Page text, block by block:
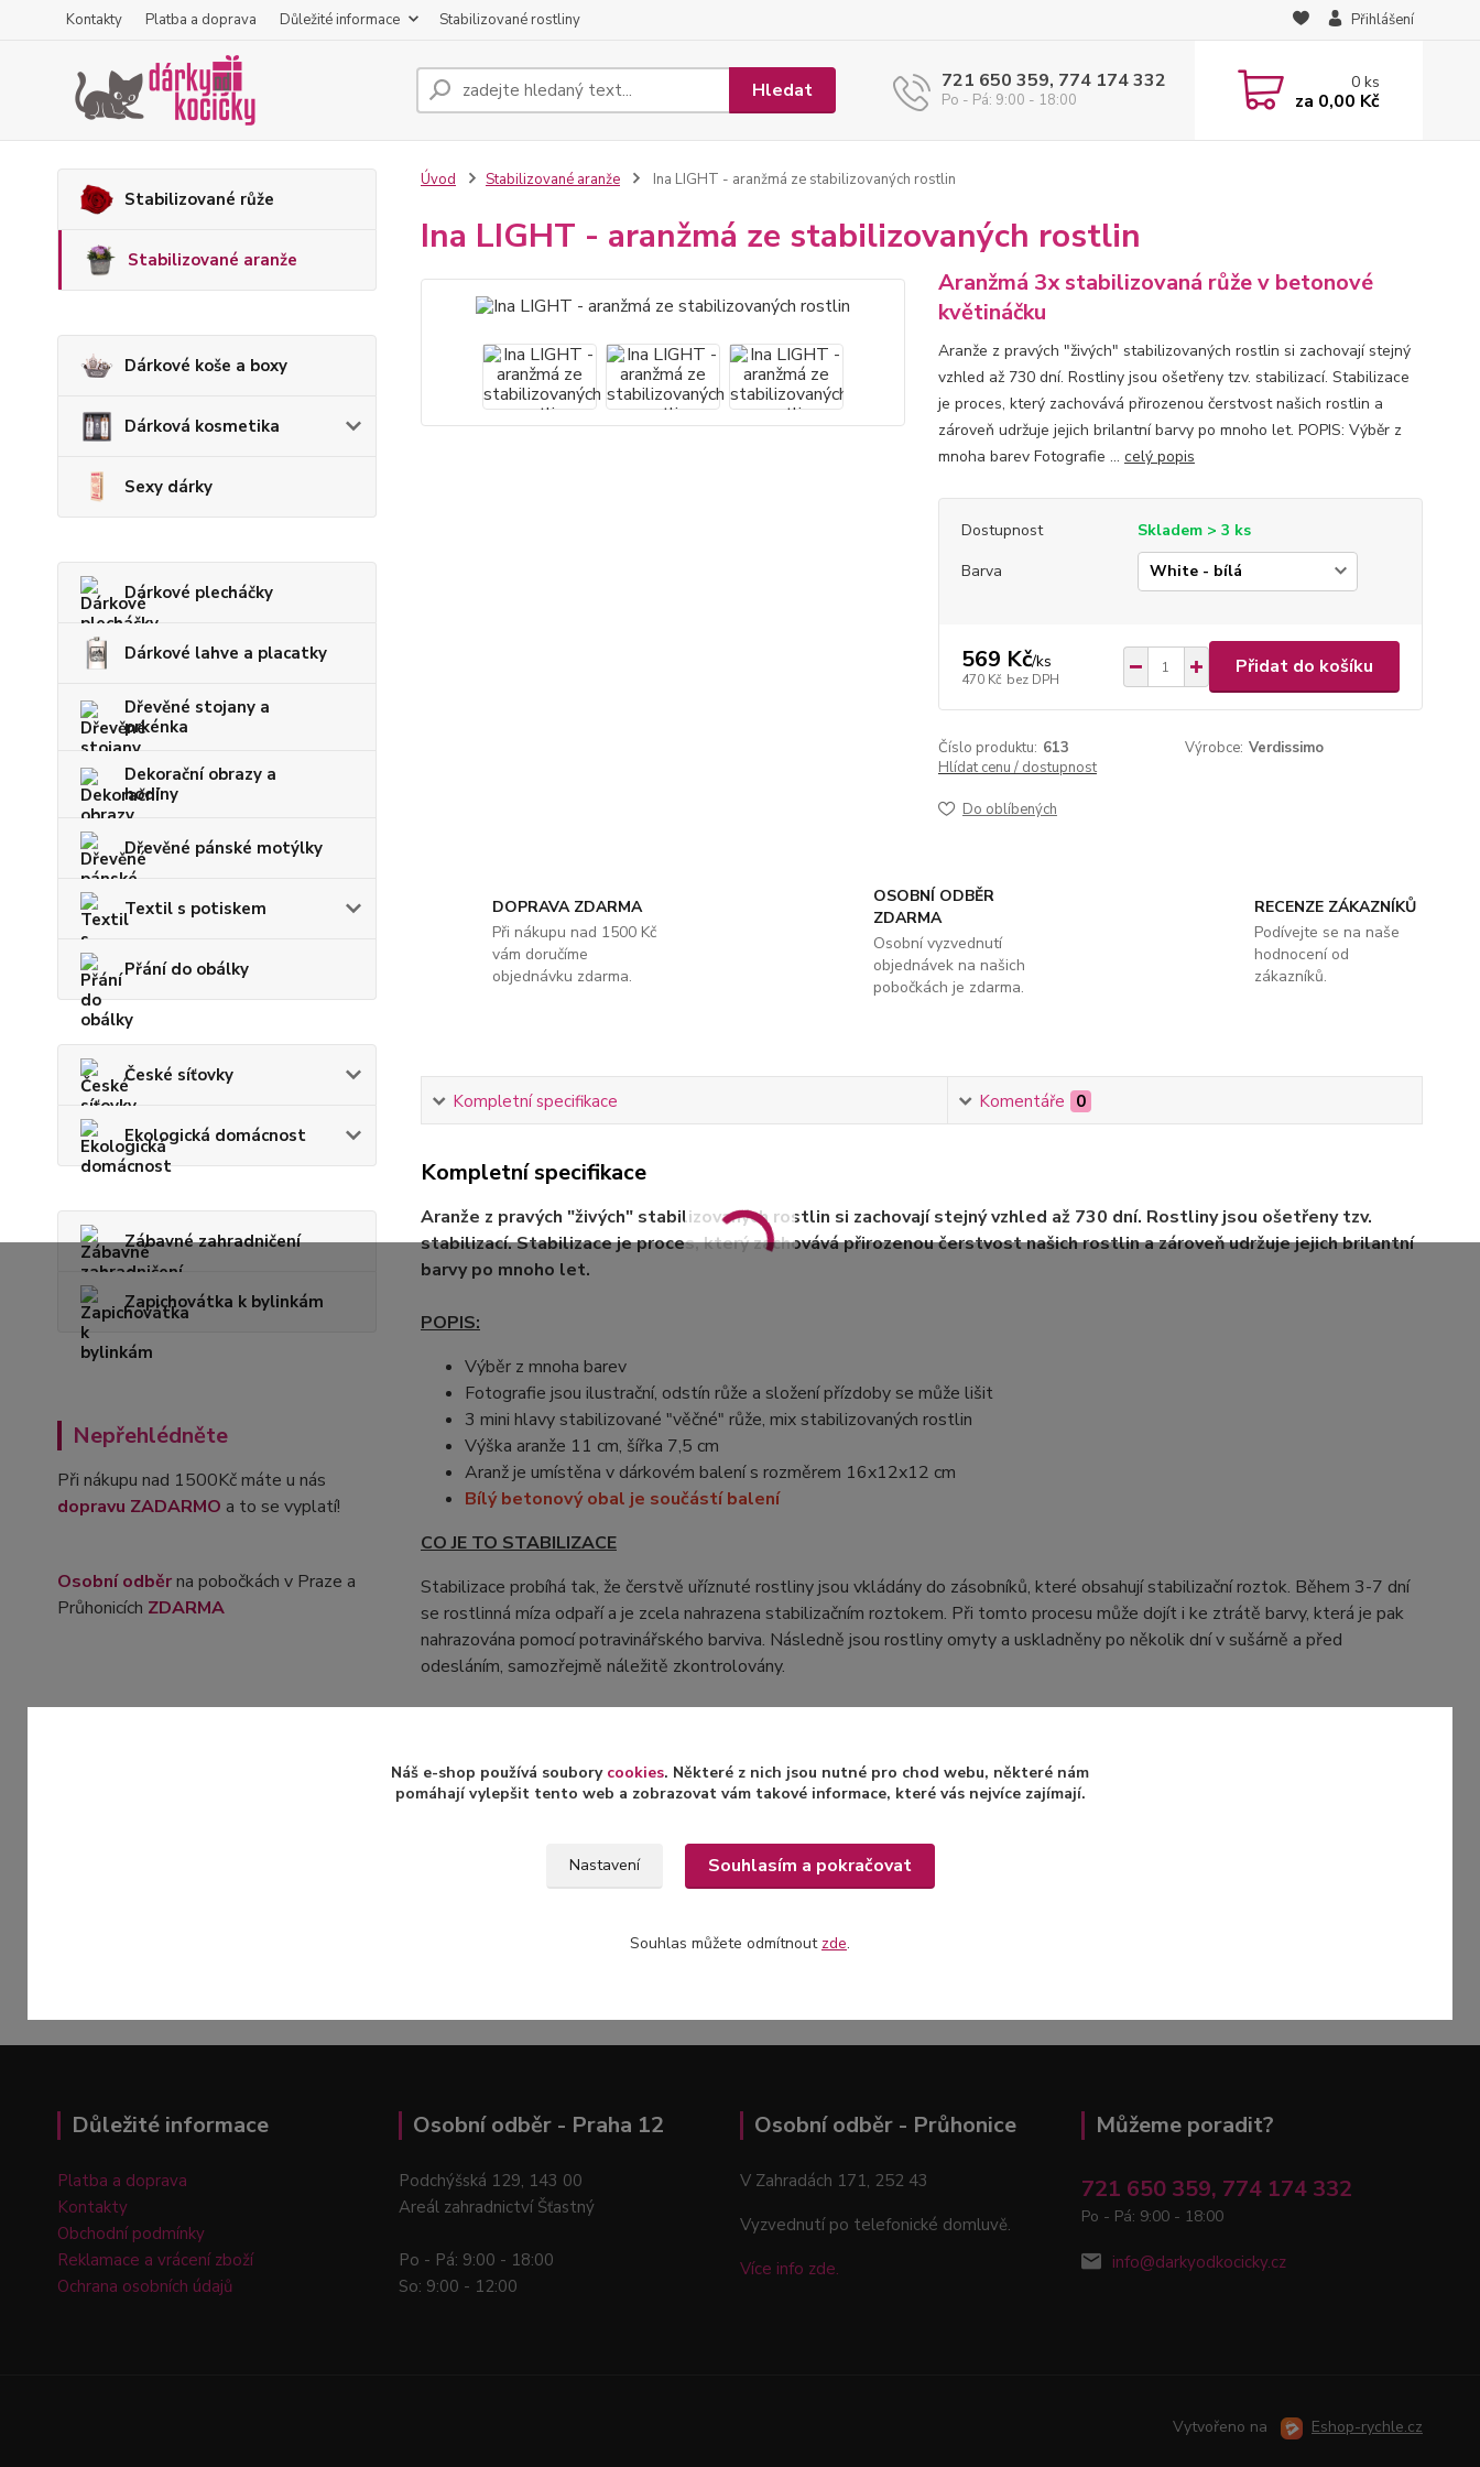
Kontakty Platba a doprava Důležité informace Stabilizované rostliny Přihlášení
Hledat 721 650 359, 774 174 332
Po - Pá: 9:00 - 18:00
0ks
za 0,00 Kč
Stabilizované růže
Stabilizované aranže
Dárkové koše a boxy
Dárková kosmetika
Sexy dárky
Dárkové plecháčky
Dárkové lahve a placatky
Dřevěné stojany a
prkénka
Dekorační obrazy a
hodiny
Dřevěné pánské motýlky
Textil s potiskem
Přání do obálky
České síťovky
Ekologická domácnost
Zábavné zahradničení
Zapichovátka k bylinkám
Nepřehlédněte
Při nákupu nad 1500Kč máte u nás
dopravu ZADARMO a to se vyplatí!
Osobní odběrna pobočkách v Praze a
Průhonicích ZDARMA
Úvod Stabilizované aranže Ina LIGHT - aranžmá ze stabilizovaných rostlin
Ina LIGHT - aranžmá ze stabilizovaných rostlin
Aranžmá 3x stabilizovaná růže v betonové
květináčku
Aranže z pravých "živých" stabilizovaných rostlin si zachovají stejný
vzhled až 730 dní. Rostliny jsou ošetřeny tzv. stabilizací. Stabilizace
je proces, který zachovává přirozenou čerstvost našich rostlin a
zároveň udržuje jejich brilantní barvy po mnoho let. POPIS: Výběr z
mnoha barev Fotografie ... celý popis
Dostupnost
Skladem > 3 ks
Barva
569 Kč/ks
470 Kč bez DPH
Přidat do košíku
Číslo produktu: 613 Výrobce: Verdissimo
Hlídat cenu / dostupnost
Do oblíbených
DOPRAVA ZDARMA
Při nákupu nad 1500 Kč
vám doručíme
objednávku zdarma.
OSOBNÍ ODBĚR
ZDARMA
Osobní vyzvednutí
objednávek na našich
pobočkách je zdarma.
RECENZE ZÁKAZNÍKŮ
Podívejte se na naše
hodnocení od
zákazníků.
Kompletní specifikace Komentáře 0
Kompletní specifikace
Aranže z pravých "živých" stabilizovaných rostlin si zachovají stejný vzhled až 730 dní. Rostliny jsou ošetřeny tzv.
stabilizací. Stabilizace je proces, který zachovává přirozenou čerstvost našich rostlin a zároveň udržuje jejich brilantní
barvy po mnoho let.
POPIS:
Výběr z mnoha barev
Fotografie jsou ilustrační, odstín růže a složení přízdoby se může lišit
3 mini hlavy stabilizované "věčné" růže, mix stabilizovaných rostlin
Výška aranže 11 cm, šířka 7,5 cm
Aranž je umístěna v dárkovém balení s rozměrem 16x12x12 cm
Bílý betonový obal je součástí balení
CO JE TO STABILIZACE
Stabilizace probíhá tak, že čerstvě uříznuté rostliny jsou vkládány do zásobníků, které obsahují stabilizační roztok. Během 3-7 dní
se rostlinná míza odpaří a je zcela nahrazena stabilizačním roztokem. Při tomto procesu může dojít i ke ztrátě barvy, která je pak
nahrazována pomocí potravinářského barviva. Následně jsou rostliny omyty a uskladněny po několik dní v sušárně a před
odesláním, samozřejmě náležitě zkontrolovány.
Důležité informace
Platba a doprava
Kontakty
Obchodní podmínky
Reklamace a vrácení zboží
Ochrana osobních údajů
Osobní odběr - Praha 12
Podchýšská 129, 143 00
Areál zahradnictví Šťastný
Po - Pá: 9:00 - 18:00
So: 9:00 - 12:00
Osobní odběr - Průhonice
V Zahradách 171, 252 43
Vyzvednutí po telefonické domluvě.
Více info zde.
Můžeme poradit?
721 650 359, 774 174 332
Po - Pá: 9:00 - 18:00
info@darkyodkocicky.cz
Vytvořeno na Eshop-rychle.cz
Náš e-shop používá soubory cookies. Některé z nich jsou nutné pro chod webu, některé nám
pomáhají vylepšit tento web a zobrazovat vám takové informace, které vás nejvíce zajímají.
Nastavení Souhlasím a pokračovat
Souhlas můžete odmítnout zde.